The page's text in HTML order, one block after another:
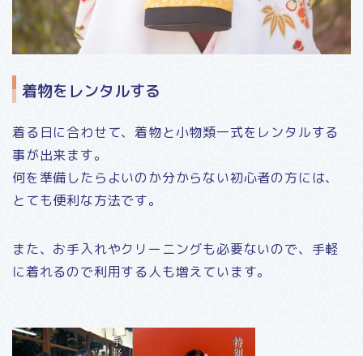
着物をレンタルする
着る日に合わせて、着物と小物類一式をレンタルする
事が出来ます。
何を準備したらよいのか分からない初心者の方には、
とても便利な方法です。
また、お手入れやクリーニングも必要ないので、手軽
に着れるので利用する人も増えています。